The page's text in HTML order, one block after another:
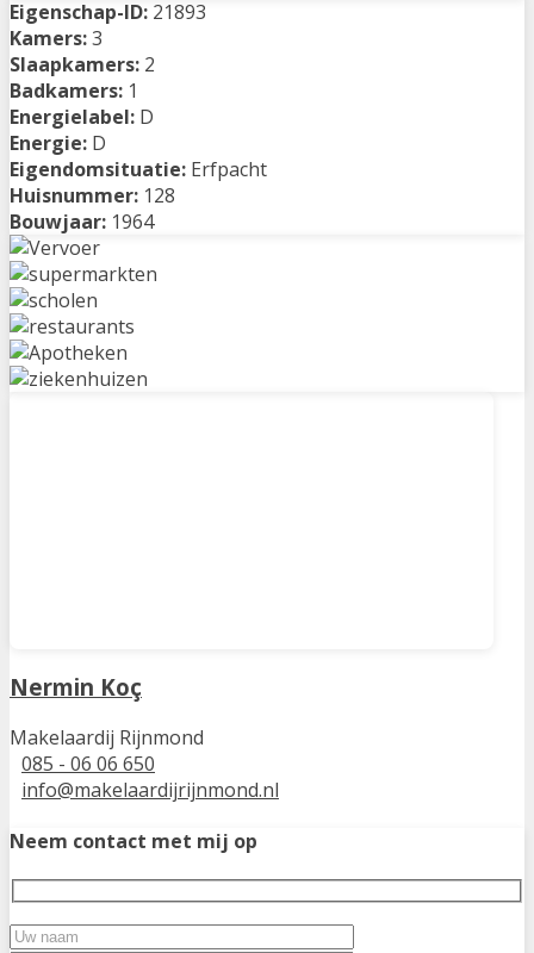
Eigenschap-ID: 21893
Kamers:3
Slaapkamers: 2
Badkamers: 1
Energielabel: D
Energie: D
Eigendomsituatie: Erfpacht
Huisnummer: 128
Bouwjaar: 1964
Nermin Koç
Makelaardij Rijnmond
085 - 06 06 650
info@makelaardijrijnmond.nl
Neem contact met mij op